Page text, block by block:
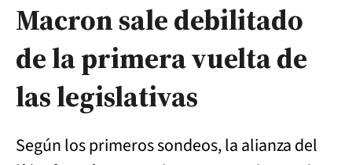
Macron sale debilitado
de la primera vuelta de
las legislativas
Según los primeros sondeos, la alianza del